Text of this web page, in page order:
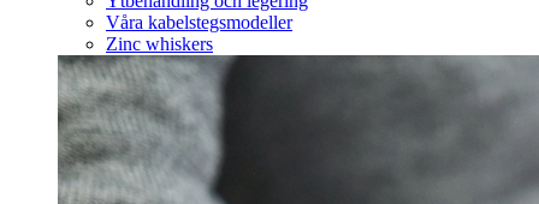
Våra kabelstegsmodeller
Zinc whiskers